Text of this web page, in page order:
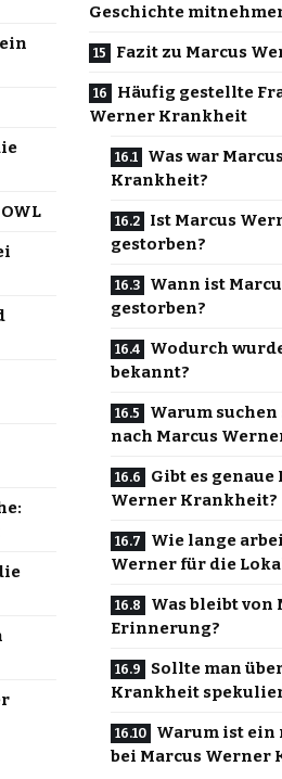
Geschichte
Fazit zu Marcus
Häufig gestellte
Werner Krankheit
Was war
Krankheit?
Ist Marcus
gestorben?
Wann ist
gestorben?
Wodurch
bekannt?
Warum suchen
nach Marcus
Gibt es genaue
Werner Krankheit?
Wie lange
Werner für die
Was bleibt von
Erinnerung?
Sollte man
Krankheit
Warum ist ein
bei Marcus